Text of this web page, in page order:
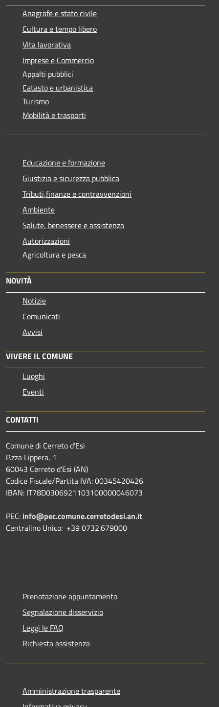
Anagrafe e stato civile
Cultura e tempo libero
Vita lavorativa
Imprese e Commercio
Appalti pubblici
Catasto e urbanistica
Turismo
Mobilità e trasporti
Educazione e formazione
Giustizia e sicurezza pubblica
Tributi,finanze e contravvenzioni
Ambiente
Salute, benessere e assistenza
Autorizzazioni
Agricoltura e pesca
NOVITÀ
Notizie
Comunicati
Avvisi
VIVERE IL COMUNE
Luoghi
Eventi
CONTATTI
Comune di Cerreto d'Esi
P.zza Lippera, 1
60043 Cerreto d'Esi (AN)
Codice Fiscale/Partita IVA: 00345420426
IBAN: IT78D0306921103100000046073
PEC: info@pec.comune.cerretodesi.an.it
Centralino Unico: +39 0732.679000
Prenotazione appuntamento
Segnalazione disservizio
Leggi le FAQ
Richiesta assistenza
Amministrazione trasparente